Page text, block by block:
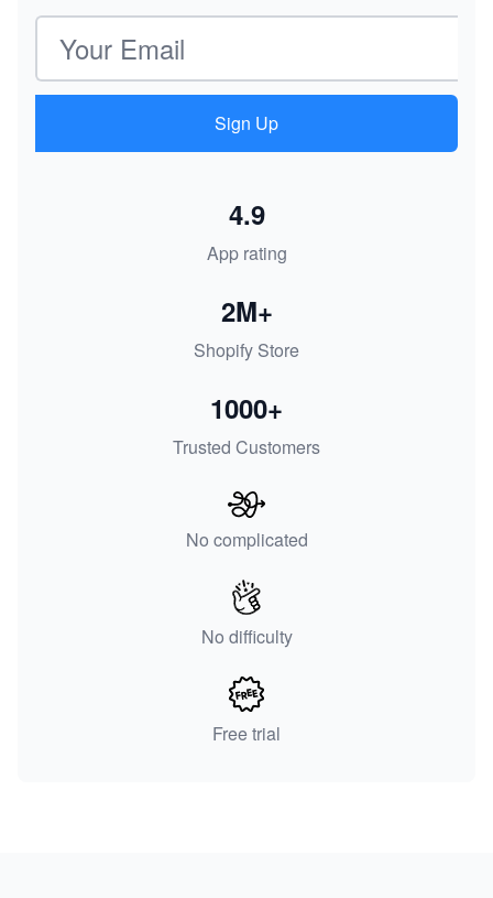
Email address
Sign Up
App rating
4.9
Shopify Store
2M+
Trusted Customers
1000+
No complicated
No difficulty
Free trial